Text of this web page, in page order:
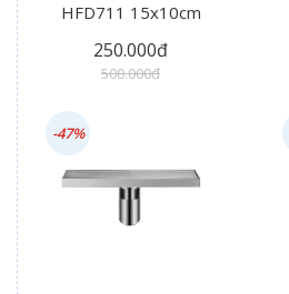
HFD711 15x10cm
250.000đ
500.000đ
-47%